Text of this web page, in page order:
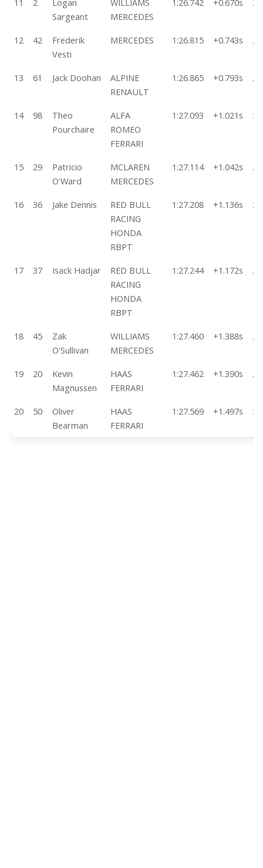
11 2
Logan
Sargeant
WILLIAMS
MERCEDES
1:26.742 +0.670s 27
12 42
Frederik
Vesti
MERCEDES 1:26.815 +0.743s 27
13 61 Jack Doohan
ALPINE
RENAULT
1:26.865 +0.793s 23
14 98
Theo
Pourchaire
ALFA
ROMEO
FERRARI
1:27.093 +1.021s 20
15 29
Patricio
O'Ward
MCLAREN
MERCEDES
1:27.114 +1.042s 23
16 36 Jake Dennis
RED BULL
RACING
HONDA
RBPT
1:27.208 +1.136s 24
17 37 Isack Hadjar
RED BULL
RACING
HONDA
RBPT
1:27.244 +1.172s 20
18 45
Zak
O'Sullivan
WILLIAMS
MERCEDES
1:27.460 +1.388s 28
19 20
Kevin
Magnussen
HAAS
FERRARI
1:27.462 +1.390s 26
20 50
Oliver
Bearman
HAAS
FERRARI
1:27.569 +1.497s 24